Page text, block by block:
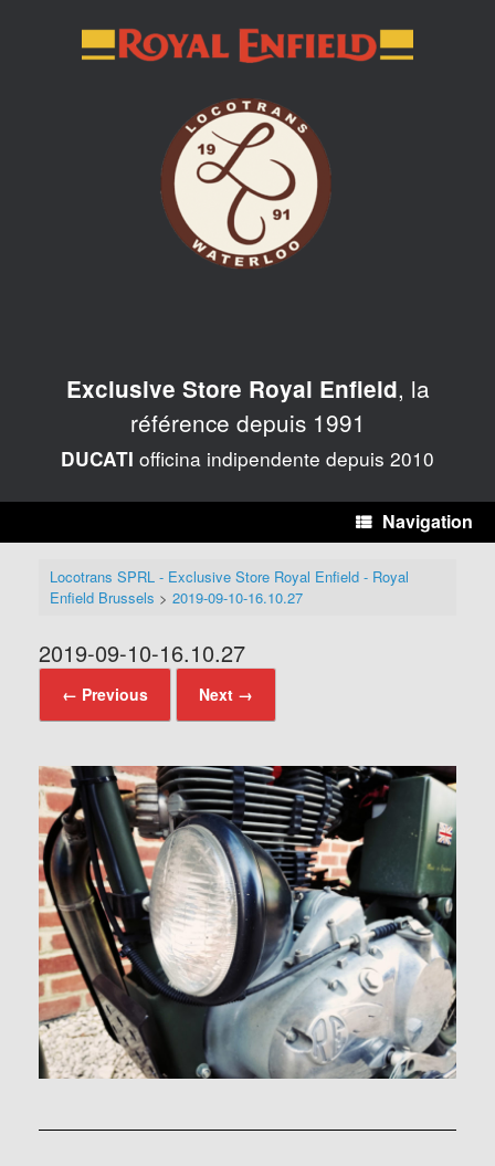
Exclusive Store Royal Enfield, la
référence depuis 1991
DUCATI officina indipendente depuis 2010
Navigation
Locotrans SPRL - Exclusive Store Royal Enfield - Royal
Enfield Brussels > 2019-09-10-16.10.27
2019-09-10-16.10.27
← Previous Next →